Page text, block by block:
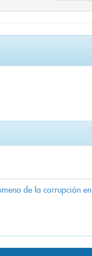
de la corrupción